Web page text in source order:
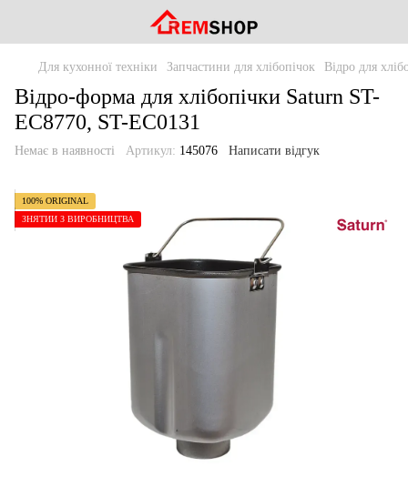
Для кухонної техніки Запчастини для хлібопічок Відро для
Відро-форма для хлібопічки Saturn ST-
EC8770, ST-EC0131
Немає в наявності Артикул: 145076 Написати відгук
100% ORIGINAL
ЗНЯТИЙ З ВИРОБНИЦТВА